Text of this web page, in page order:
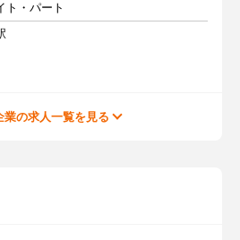
ト・パート
業の求人一覧を見る